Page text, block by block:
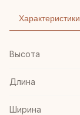
Характеристики
Высота
Длина
Ширина